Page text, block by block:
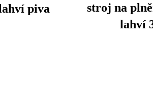
piva
stroj na
lahví